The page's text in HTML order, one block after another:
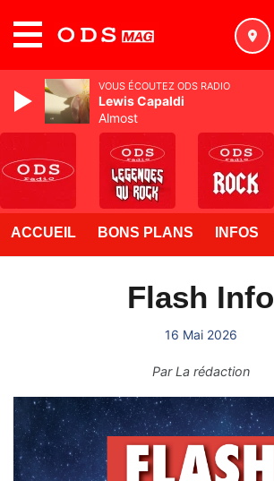
ACCUEIL BONS PLANS INFOS
Flash Info
16 Mai 2026
ParLa rédaction
VOUS ÉCOUTEZ ODS RADIO
Lewis Capaldi
Almost